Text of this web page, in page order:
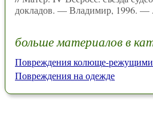
докладов. — Владимир, 1996.
больше материалов в
Повреждения колюще-режущими
Повреждения на одежде